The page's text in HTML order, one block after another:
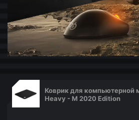
Коврик для компьютерной
Heavy - M 2020 Edition